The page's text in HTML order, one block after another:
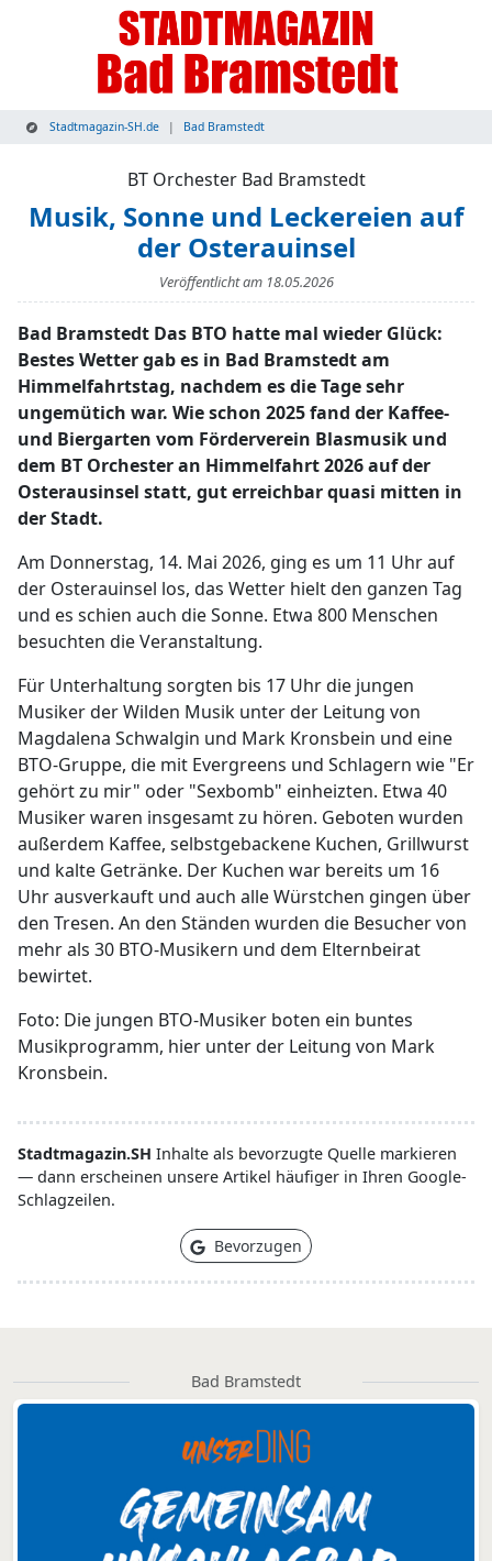
Stadtmagazin-SH.de Bad Bramstedt
BT Orchester Bad Bramstedt
Musik, Sonne und Leckereien auf
der Osterauinsel
Veröffentlicht am 18.05.2026
Bad Bramstedt Das BTO hatte mal wieder Glück:
Bestes Wetter gab es in Bad Bramstedt am
Himmelfahrtstag, nachdem es die Tage sehr
ungemütich war. Wie schon 2025 fand der Kaffee-
und Biergarten vom Förderverein Blasmusik und
dem BT Orchester an Himmelfahrt 2026 auf der
Osterausinsel statt, gut erreichbar quasi mitten in
der Stadt.
Am Donnerstag, 14. Mai 2026, ging es um 11 Uhr auf
der Osterauinsel los, das Wetter hielt den ganzen Tag
und es schien auch die Sonne. Etwa 800 Menschen
besuchten die Veranstaltung.
Für Unterhaltung sorgten bis 17 Uhr die jungen
Musiker der Wilden Musik unter der Leitung von
Magdalena Schwalgin und Mark Kronsbein und eine
BTO-Gruppe, die mit Evergreens und Schlagern wie "Er
gehört zu mir" oder "Sexbomb" einheizten. Etwa 40
Musiker waren insgesamt zu hören. Geboten wurden
außerdem Kaffee, selbstgebackene Kuchen, Grillwurst
und kalte Getränke. Der Kuchen war bereits um 16
Uhr ausverkauft und auch alle Würstchen gingen über
den Tresen. An den Ständen wurden die Besucher von
mehr als 30 BTO-Musikern und dem Elternbeirat
bewirtet.
Foto: Die jungen BTO-Musiker boten ein buntes
Musikprogramm, hier unter der Leitung von Mark
Kronsbein.
Stadtmagazin.SH Inhalte als bevorzugte Quelle markieren
— dann erscheinen unsere Artikel häufiger in Ihren Google-
Schlagzeilen.
Bevorzugen
Bad Bramstedt